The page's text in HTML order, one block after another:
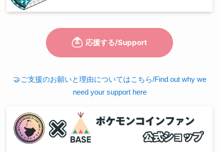
🤝ご支援のお願いと理由についてはこちら/Find out why we
need your support here